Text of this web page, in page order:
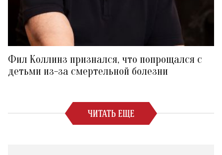
Фил Коллинз признался, что попрощался с
детьми из-за смертельной болезни
ЧИТАТЬ ЕЩЕ